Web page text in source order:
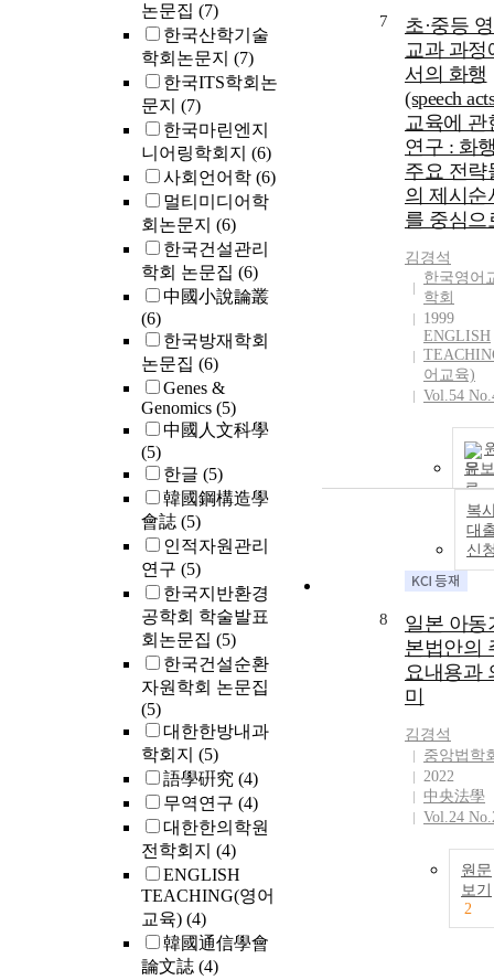
논문집 (7)
한국산학기술
학회논문지 (7)
한국ITS학회논
문지 (7)
한국마린엔지
니어링학회지 (6)
사회언어학 (6)
멀티미디어학
회논문지 (6)
한국건설관리
학회 논문집 (6)
中國小說論叢
(6)
한국방재학회
논문집 (6)
Genes &
Genomics (5)
中國人文科學
(5)
한글 (5)
韓國鋼構造學
會誌 (5)
인적자원관리
연구 (5)
한국지반환경
공학회 학술발표
회논문집 (5)
한국건설순환
자원학회 논문집
(5)
대한한방내과
학회지 (5)
語學硏究 (4)
무역연구 (4)
대한한의학원
전학회지 (4)
ENGLISH
TEACHING(영어
교육) (4)
韓國通信學會
論文誌 (4)
7
초·중등
교과 과정
서의 화행
(speech
교육에 관
연구 : 화
주요 전략
의 제시순
를 중심으
김경석
한국영어
학회
1999
ENGLISH
어교육)
Vol.54
문
복
대
신
8
일본 아동
본법안의
요내용과
미
김경석
중앙법학
2022
中央法學
Vol.24
원문
보기
2